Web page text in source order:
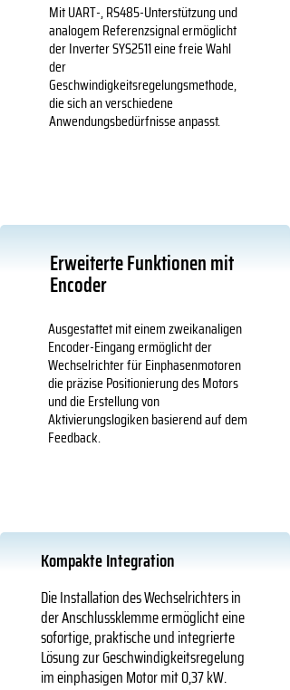
Mit UART-, RS485-Unterstützung und
analogem Referenzsignal ermöglicht
der Inverter SYS2511 eine freie Wahl
der
Geschwindigkeitsregelungsmethode,
die sich an verschiedene
Anwendungsbedürfnisse anpasst.
Erweiterte Funktionen mit
Encoder
Ausgestattet mit einem zweikanaligen
Encoder-Eingang ermöglicht der
Wechselrichter für Einphasenmotoren
die präzise Positionierung des Motors
und die Erstellung von
Aktivierungslogiken basierend auf dem
Feedback.
Kompakte Integration
Die Installation des Wechselrichters in
der Anschlussklemme ermöglicht eine
sofortige, praktische und integrierte
Lösung zur Geschwindigkeitsregelung
im einphasigen Motor mit 0,37 kW.